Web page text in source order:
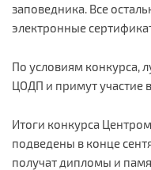
заповедника. Все
электронные
По условиям конкурса,
ЦОДП и примут участие
Итоги конкурса
подведены в конце
получат дипломы и